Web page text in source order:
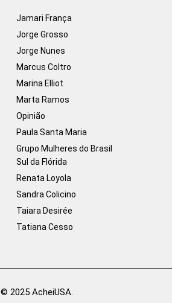
Jamari França
Jorge Grosso
Jorge Nunes
Marcus Coltro
Marina Elliot
Marta Ramos
Opinião
Paula Santa Maria
Grupo Mulheres do Brasil
Sul da Flórida
Renata Loyola
Sandra Colicino
Taiara Desirée
Tatiana Cesso
© 2025 AcheiUSA.